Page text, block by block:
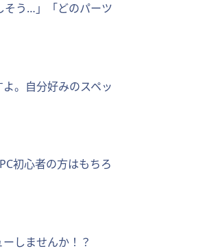
そう…」「どのパーツ
。自分好みのスペッ
初心者の方はもちろ
しませんか！？